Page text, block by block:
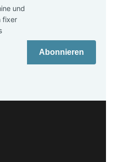
und
fixer
Abonnieren